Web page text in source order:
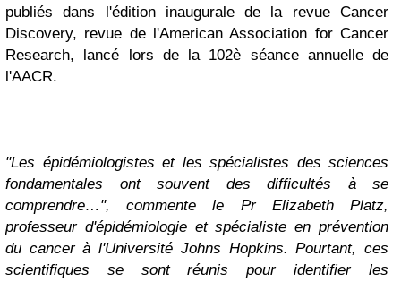
publiés dans l'édition inaugurale de la revue Cancer
Discovery, revue de l'American Association for Cancer
Research, lancé lors de la 102è séance annuelle de
l'AACR.
"Les épidémiologistes et les spécialistes des sciences
fondamentales ont souvent des difficultés à se
comprendre…", commente le Pr Elizabeth Platz,
professeur d'épidémiologie et spécialiste en prévention
du cancer à l'Université Johns Hopkins. Pourtant, ces
scientifiques se sont réunis pour identifier les